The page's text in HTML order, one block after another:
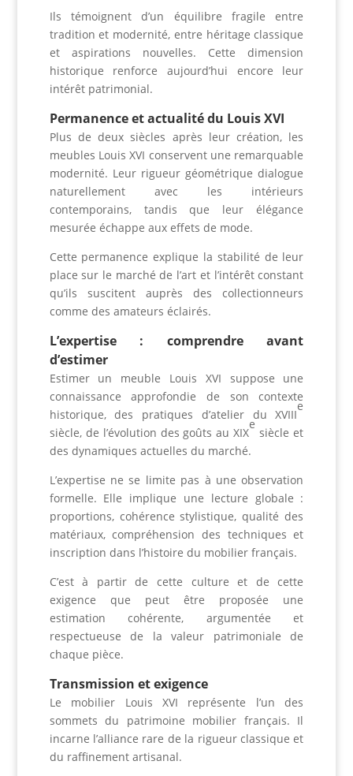
Ils témoignent d’un équilibre fragile entre
tradition et modernité, entre héritage classique
et aspirations nouvelles. Cette dimension
historique renforce aujourd’hui encore leur
intérêt patrimonial.
Permanence et actualité du Louis XVI
Plus de deux siècles après leur création, les
meubles Louis XVI conservent une remarquable
modernité. Leur rigueur géométrique dialogue
naturellement avec les intérieurs
contemporains, tandis que leur élégance
mesurée échappe aux effets de mode.
Cette permanence explique la stabilité de leur
place sur le marché de l’art et l’intérêt constant
qu’ils suscitent auprès des collectionneurs
comme des amateurs éclairés.
L’expertise : comprendre avant
d’estimer
Estimer un meuble Louis XVI suppose une
connaissance approfondie de son contexte
historique, des pratiques d’atelier du XVIII
e
siècle, de l’évolution des goûts au XIX
e
siècle et
des dynamiques actuelles du marché.
L’expertise ne se limite pas à une observation
formelle. Elle implique une lecture globale :
proportions, cohérence stylistique, qualité des
matériaux, compréhension des techniques et
inscription dans l’histoire du mobilier français.
C’est à partir de cette culture et de cette
exigence que peut être proposée une
estimation cohérente, argumentée et
respectueuse de la valeur patrimoniale de
chaque pièce.
Transmission et exigence
Le mobilier Louis XVI représente l’un des
sommets du patrimoine mobilier français. Il
incarne l’alliance rare de la rigueur classique et
du raffinement artisanal.